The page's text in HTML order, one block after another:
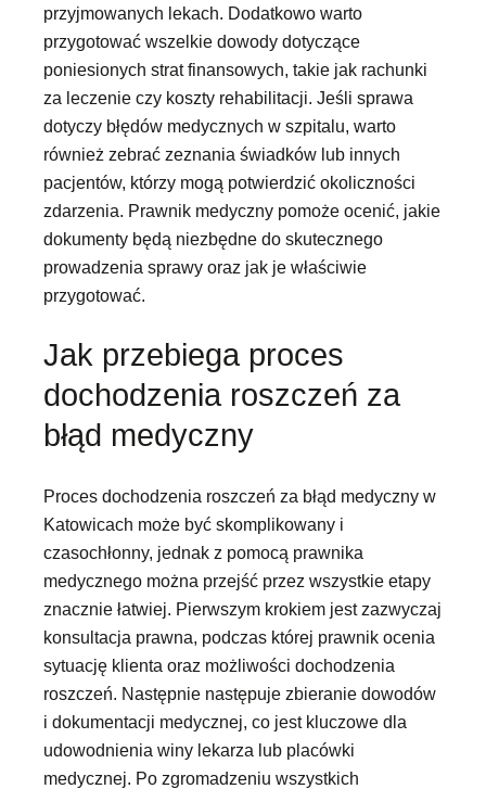
przyjmowanych lekach. Dodatkowo warto
przygotować wszelkie dowody dotyczące
poniesionych strat finansowych, takie jak rachunki
za leczenie czy koszty rehabilitacji. Jeśli sprawa
dotyczy błędów medycznych w szpitalu, warto
również zebrać zeznania świadków lub innych
pacjentów, którzy mogą potwierdzić okoliczności
zdarzenia. Prawnik medyczny pomoże ocenić, jakie
dokumenty będą niezbędne do skutecznego
prowadzenia sprawy oraz jak je właściwie
przygotować.
Jak przebiega proces
dochodzenia roszczeń za
błąd medyczny
Proces dochodzenia roszczeń za błąd medyczny w
Katowicach może być skomplikowany i
czasochłonny, jednak z pomocą prawnika
medycznego można przejść przez wszystkie etapy
znacznie łatwiej. Pierwszym krokiem jest zazwyczaj
konsultacja prawna, podczas której prawnik ocenia
sytuację klienta oraz możliwości dochodzenia
roszczeń. Następnie następuje zbieranie dowodów
i dokumentacji medycznej, co jest kluczowe dla
udowodnienia winy lekarza lub placówki
medycznej. Po zgromadzeniu wszystkich